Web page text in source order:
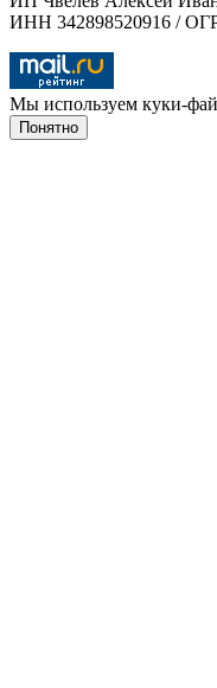
ИНН 342898520916 /
Мы используем куки-
Понятно